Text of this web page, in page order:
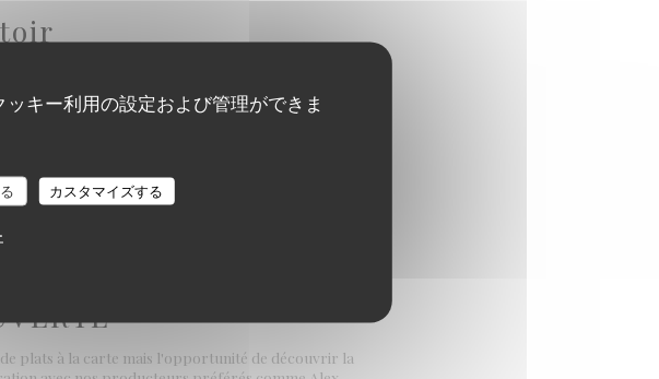
キー利用の設定および管理ができま
カスタマイズする
décontracté sur des tabourets hauts à l'assise
plats et des copains !
plats à la carte mais l'opportunité de découvrir la